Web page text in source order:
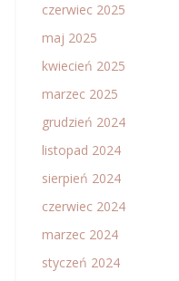
czerwiec 2025
maj 2025
kwiecień 2025
marzec 2025
grudzień 2024
listopad 2024
sierpień 2024
czerwiec 2024
marzec 2024
styczeń 2024